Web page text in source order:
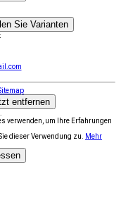
Sie Varianten
entfernen
verwenden, um Ihre Erfahrungen
dieser Verwendung zu.
Mehr